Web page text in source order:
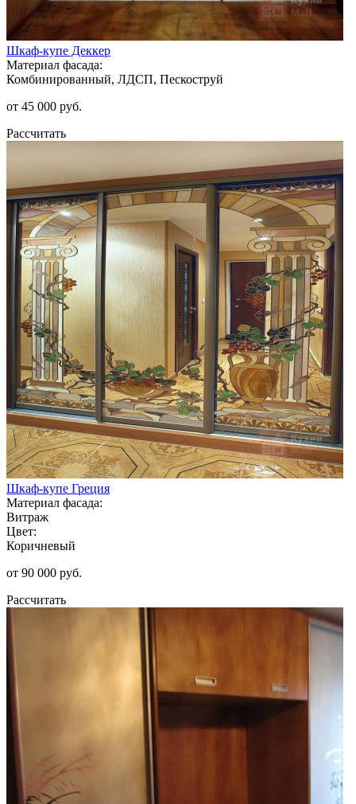
Шкаф-купе Деккер
Материал фасада:
Комбинированный, ЛДСП, Пескоструй
от 45 000 руб.
Рассчитать
Шкаф-купе Греция
Материал фасада:
Витраж
Цвет:
Коричневый
от 90 000 руб.
Рассчитать